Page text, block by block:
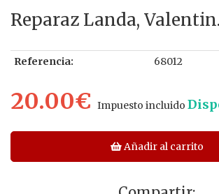
Reparaz Landa, Valentin.
Referencia: 68012
20.00€ Impuesto incluido
Añadir al carrito